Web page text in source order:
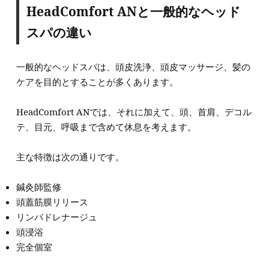
HeadComfort ANと一般的なヘッド
スパの違い
一般的なヘッドスパは、頭皮洗浄、頭皮マッサージ、髪の
ケアを目的とすることが多くあります。
HeadComfort ANでは、それに加えて、頭、首肩、デコル
テ、目元、呼吸まで含めて休息を考えます。
主な特徴は次の通りです。
鍼灸師監修
頭蓋筋膜リリース
リンパドレナージュ
頭浸浴
完全個室